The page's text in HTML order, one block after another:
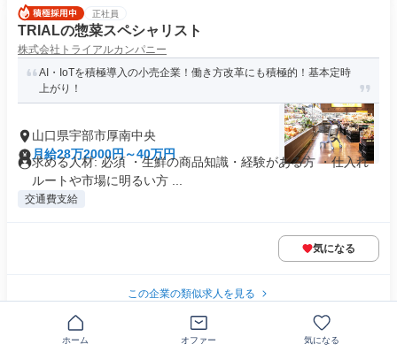
正社員
TRIALの惣菜スペシャリスト
株式会社トライアルカンパニー
AI・IoTを積極導入の小売企業！働き方改革にも積極的！基本定時
上がり！
山口県宇部市厚南中央
月給28万2000円～40万円
求める人材: 必須 ・生鮮の商品知識・経験がある方 ・仕入れ
ルートや市場に明るい方 ...
交通費支給
気になる
この企業の類似求人を見る
ホーム オファー 気になる